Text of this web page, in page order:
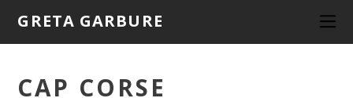
GRETA GARBURE
CAP CORSE